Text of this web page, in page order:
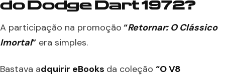
do Dodge Dart 1972?
A participação na promoção “Retornar: O Clássico
Imortal” era simples.
Bastava adquirir eBooks da coleção “O V8